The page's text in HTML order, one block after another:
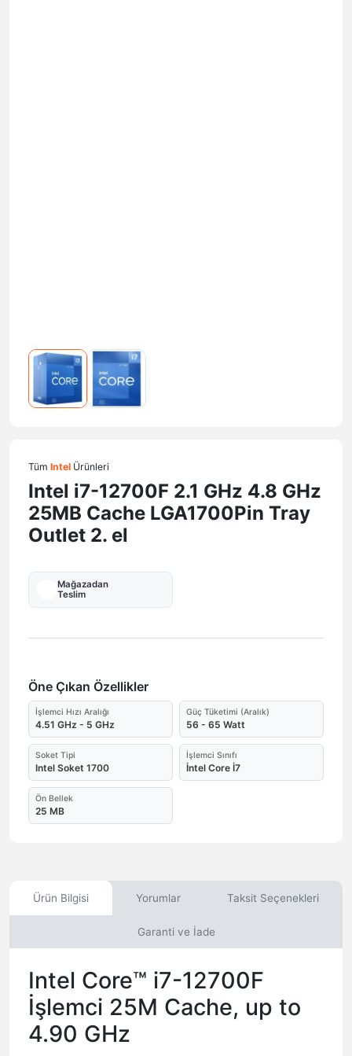
Tüm Intel Ürünleri
Intel i7-12700F 2.1 GHz 4.8 GHz
25MB Cache LGA1700Pin Tray
Outlet 2. el
Mağazadan
Teslim
Öne Çıkan Özellikler
İşlemci Hızı Aralığı
4.51 GHz - 5 GHz
Güç Tüketimi (Aralık)
56 - 65 Watt
Soket Tipi
Intel Soket 1700
İşlemci Sınıfı
İntel Core İ7
Ön Bellek
25 MB
Ürün Bilgisi Yorumlar Taksit Seçenekleri
Garanti ve İade
Intel Core™ i7-12700F
İşlemci 25M Cache, up to
4.90 GHz